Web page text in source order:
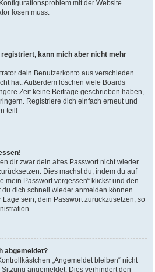
mit der Website
lösen muss.
registriert, kann mich aber nicht mehr
dein Benutzerkonto aus verschieden
hat. Außerdem löschen viele Boards
Zeit keine Beiträge geschrieben haben,
Registriere dich einfach erneut und
teil!
dir zwar dein altes Passwort nicht wieder
Dies machst du, indem du auf
mein Passwort vergessen“ klickst und den
dich schnell wieder anmelden können.
sein, dein Passwort zurückzusetzen, so
abgemeldet?
„Angemeldet bleiben“ nicht
angemeldet. Dies verhindert den